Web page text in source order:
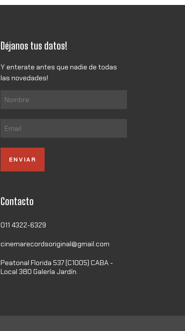
Déjanos tus datos!
Y enterate antes que nadie de todas
las novedades!
Contacto
011 4322-6329
cinemarecordsoriginal@gmail.com
Peatonal Florida 537 (C1005) CABA -
Local 380 Galería Jardín.